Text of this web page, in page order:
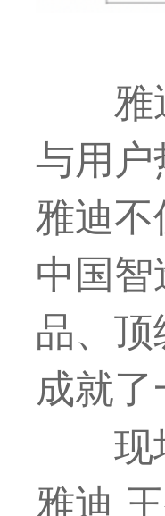
与用
雅迪
中国
品、
成就
现
雅迪